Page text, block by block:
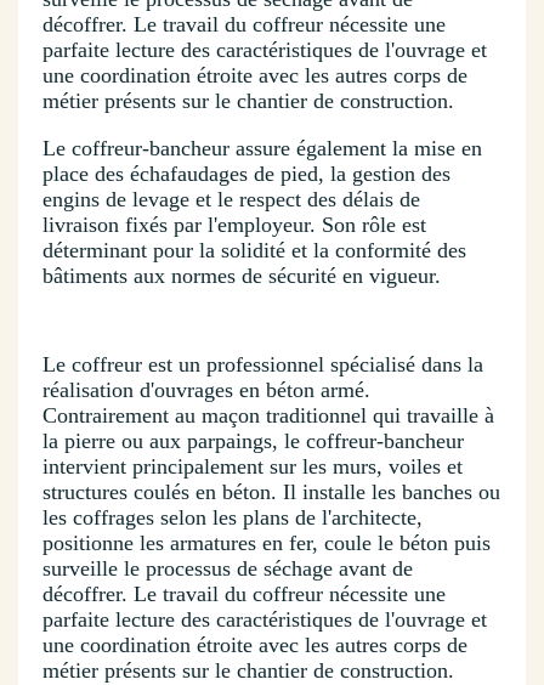
décoffrer. Le travail du coffreur nécessite une
parfaite lecture des caractéristiques de l'ouvrage et
une coordination étroite avec les autres corps de
métier présents sur le chantier de construction.
Le coffreur-bancheur assure également la mise en
place des échafaudages de pied, la gestion des
engins de levage et le respect des délais de
livraison fixés par l'employeur. Son rôle est
déterminant pour la solidité et la conformité des
bâtiments aux normes de sécurité en vigueur.
Le coffreur est un professionnel spécialisé dans la
réalisation d'ouvrages en béton armé.
Contrairement au maçon traditionnel qui travaille à
la pierre ou aux parpaings, le coffreur-bancheur
intervient principalement sur les murs, voiles et
structures coulés en béton. Il installe les banches ou
les coffrages selon les plans de l'architecte,
positionne les armatures en fer, coule le béton puis
surveille le processus de séchage avant de
décoffrer. Le travail du coffreur nécessite une
parfaite lecture des caractéristiques de l'ouvrage et
une coordination étroite avec les autres corps de
métier présents sur le chantier de construction.